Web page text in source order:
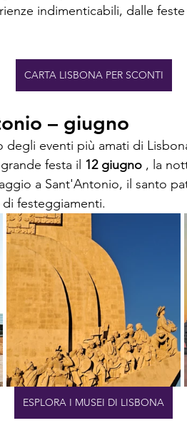
indimenticabili, dalle
CARTA LISBONA PER SCONTI
– giugno
degli eventi più amati di
festa il 12 giugno , la
a Sant'Antonio, il santo
festeggiamenti.
ESPLORA I MUSEI DI LISBONA